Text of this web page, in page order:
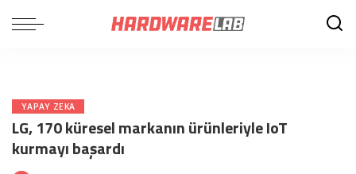
YAPAY ZEKA
LG, 170 küresel markanın ürünleriyle IoT
kurmayı başardı